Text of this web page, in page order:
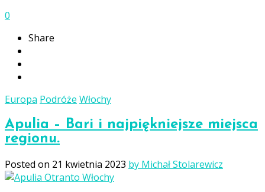
0
Share
Europa Podróże Włochy
Apulia – Bari i najpiękniejsze miejsca
regionu.
Posted on 21 kwietnia 2023 by Michał Stolarewicz